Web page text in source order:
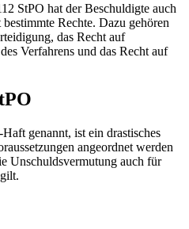
StPO hat der Beschuldigte auch
Rechte. Dazu gehören
das Recht auf
Verfahrens und das Recht auf
genannt, ist ein drastisches
angeordnet werden
Unschuldsvermutung auch für